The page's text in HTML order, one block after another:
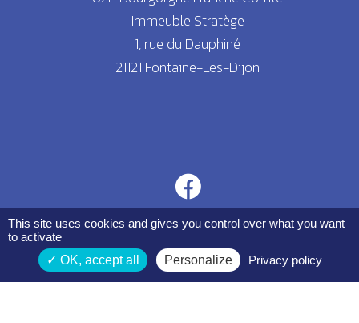
Espace membres
Immeuble Stratège
1, rue du Dauphiné
21121 Fontaine-Les-Dijon
This site uses cookies and gives you control over what you want
to activate
OK, accept all
Personalize Privacy policy